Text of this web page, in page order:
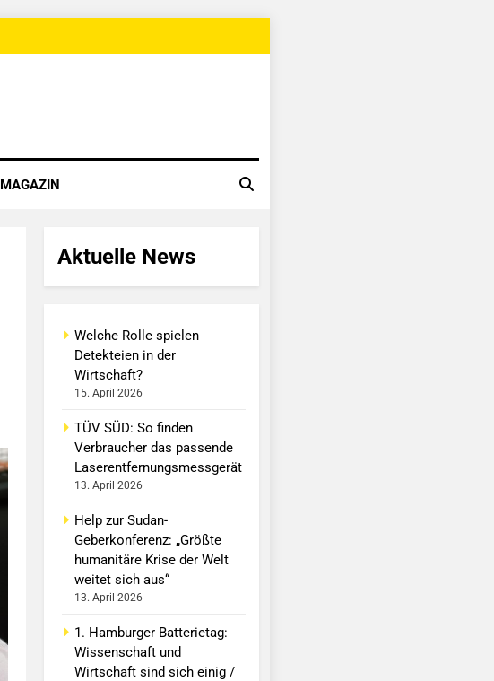
MAGAZIN
Aktuelle News
Welche Rolle spielen
Detekteien in der
Wirtschaft?
15. April 2026
TÜV SÜD: So finden
Verbraucher das passende
Laserentfernungsmessgerät
13. April 2026
Help zur Sudan-
Geberkonferenz: „Größte
humanitäre Krise der Welt
weitet sich aus“
13. April 2026
1. Hamburger Batterietag:
Wissenschaft und
Wirtschaft sind sich einig /